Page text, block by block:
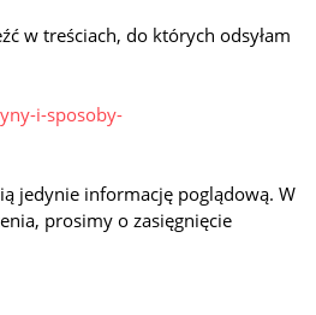
w treściach, do których odsyłam
i-sposoby-
jedynie informację poglądową. W
prosimy o zasięgnięcie